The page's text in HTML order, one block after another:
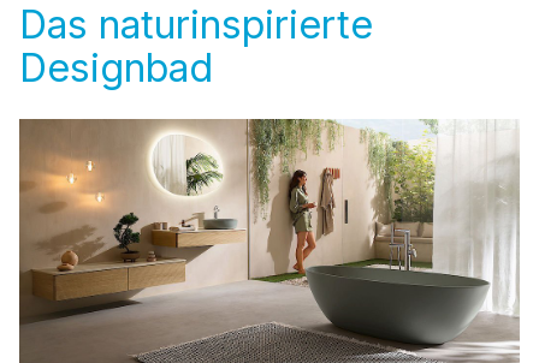
Das naturinspirierte
Designbad